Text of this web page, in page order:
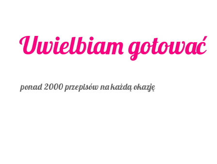
Uwielbiam gotować
ponad 2000 przepisów na każdą okazję